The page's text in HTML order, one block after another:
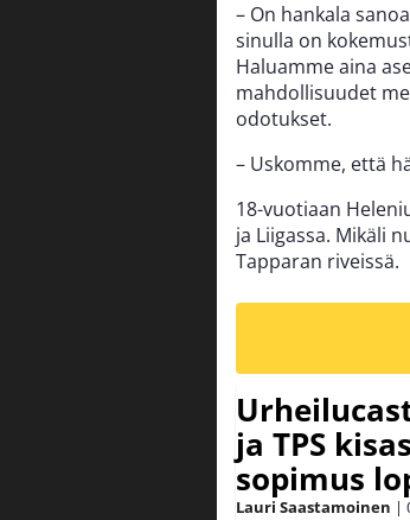
– On hankala
sinulla on
Haluamme aina
mahdollisuudet
odotukset.
– Uskomme, että
18-vuotiaan
ja Liigassa. Mikäli
Tapparan riveissä.
ja TPS
sopimus
Lauri Saastamoinen |